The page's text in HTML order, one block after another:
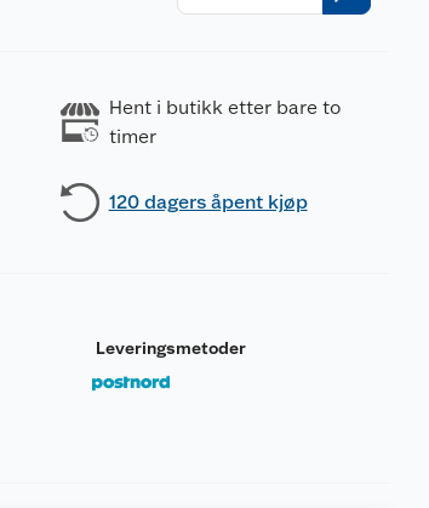
Hent i butikk etter bare to
timer
120 dagers åpent kjøp
Leveringsmetoder